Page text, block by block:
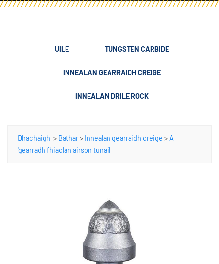
UILE TUNGSTEN CARBIDE
INNEALAN GEARRAIDH CREIGE
INNEALAN DRILE ROCK
Dhachaigh > Bathar> Innealan gearraidh creige > A
'gearradh fhiaclan airson tunail